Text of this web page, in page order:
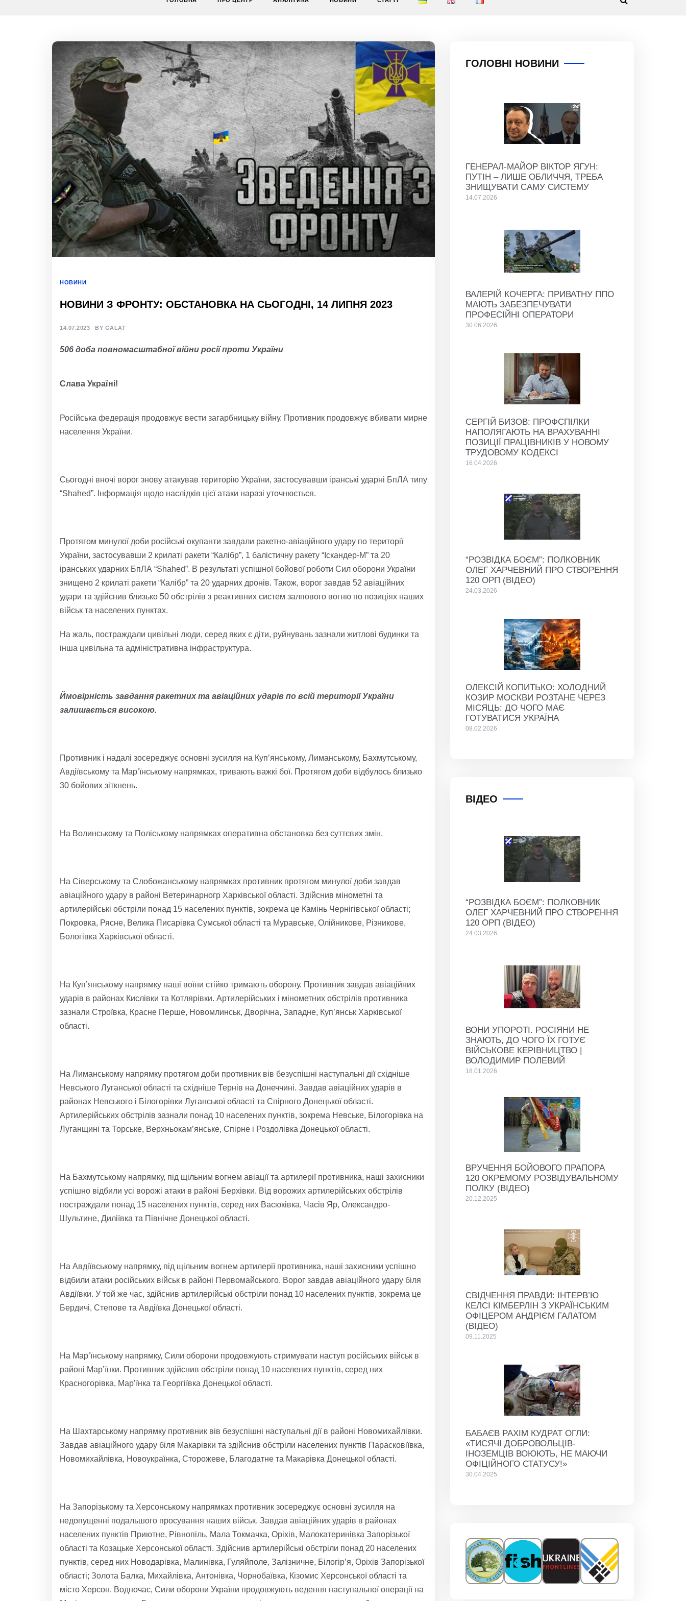
НОВИНИ
НОВИНИ З ФРОНТУ: ОБСТАНОВКА НА СЬОГОДНІ, 14 ЛИПНЯ 2023
14.07.2023 BY GALAT
506 доба повномасштабноївійни росії проти України
Слава Україні!
Російська федерація продовжує вести загарбницьку війну. Противник продовжує вбивати мирне
населення України.
Сьогодні вночі ворог знову атакував територію України, застосувавши іранські ударні БпЛА типу
“Shahed”. Інформація щодо наслідків цієї атаки наразі уточнюється.
Протягом минулої доби російські окупанти завдали ракетно-авіаційного удару по території
України, застосувавши 2 крилаті ракети “Калібр”, 1 балістичну ракету “Іскандер-М” та 20
іранських ударних БпЛА “Shahed”. В результаті успішної бойової роботи Сил оборони України
знищено 2 крилаті ракети “Калібр” та 20 ударних дронів. Також, ворог завдав 52 авіаційних
удари та здійснив близько 50 обстрілів з реактивних систем залпового вогню по позиціях наших
військ та населених пунктах.
На жаль, постраждали цивільні люди, серед яких є діти, руйнувань зазнали житлові будинки та
інша цивільна та адміністративна інфраструктура.
Ймовірність завдання ракетних та авіаційних ударів по всій території України
залишається високою.
Противник і надалі зосереджує основні зусилля на Куп’янському, Лиманському, Бахмутському,
Авдіївському та Мар’їнському напрямках, тривають важкі бої. Протягом доби відбулось близько
30 бойових зіткнень.
На Волинському та Поліському напрямках оперативна обстановка без суттєвих змін.
На Сіверському та Слобожанському напрямках противник протягом минулої доби завдав
авіаційного удару в районі Ветеринарногр Харківської області. Здійснив мінометні та
артилерійські обстріли понад 15 населених пунктів, зокрема це Камінь Чернігівської області;
Покровка, Рясне, Велика Писарівка Сумської області та Муравське, Олійникове, Різникове,
Бологівка Харківської області.
На Куп’янському напрямку наші воїни стійко тримають оборону. Противник завдав авіаційних
ударів в районах Кислівки та Котлярівки. Артилерійських і мінометних обстрілів противника
зазнали Строївка, Красне Перше, Новомлинськ, Дворічна, Западне, Куп’янськ Харківської
області.
На Лиманському напрямку протягом доби противник вів безуспішні наступальні дії східніше
Невського Луганської області та східніше Тернів на Донеччині. Завдав авіаційних ударів в
районах Невського і Білогорівки Луганської області та Спірного Донецької області.
Артилерійських обстрілів зазнали понад 10 населених пунктів, зокрема Невське, Білогорівка на
Луганщині та Торське, Верхньокам’янське, Спірне і Роздолівка Донецької області.
На Бахмутському напрямку, під щільним вогнем авіації та артилерії противника, наші захисники
успішно відбили усі ворожі атаки в районі Берхівки. Від ворожих артилерійських обстрілів
постраждали понад 15 населених пунктів, серед них Васюківка, Часів Яр, Олександро-
Шультине, Диліївка та Північне Донецької області.
На Авдіївському напрямку, під щільним вогнем артилерії противника, наші захисники успішно
відбили атаки російських військ в районі Первомайського. Ворог завдав авіаційного удару біля
Авдіївки. У той же час, здійснив артилерійські обстріли понад 10 населених пунктів, зокрема це
Бердичі, Степове та Авдіївка Донецької області.
На Мар’їнському напрямку, Сили оборони продовжують стримувати наступ російських військ в
районі Мар’їнки. Противник здійснив обстріли понад 10 населених пунктів, серед них
Красногорівка, Мар’їнка та Георгіївка Донецької області.
На Шахтарському напрямку противник вів безуспішні наступальні дії в районі Новомихайлівки.
Завдав авіаційного удару біля Макарівки та здійснив обстріли населених пунктів Парасковіївка,
Новомихайлівка, Новоукраїнка, Сторожеве, Благодатне та Макарівка Донецької області.
На Запорізькому та Херсонському напрямках противник зосереджує основні зусилля на
недопущенні подальшого просування наших військ. Завдав авіаційних ударів в районах
населених пунктів Приютне, Рівнопіль, Мала Токмачка, Оріхів, Малокатеринівка Запорізької
області та Козацьке Херсонської області. Здійснив артилерійські обстріли понад 20 населених
пунктів, серед них Новодарівка, Малинівка, Гуляйполе, Залізничне, Білогір’я, Оріхів Запорізької
області; Золота Балка, Михайлівка, Антонівка, Чорнобаївка, Кізомис Херсонської області та
місто Херсон. Водночас, Сили оборони України продовжують ведення наступальної операції на
ГОЛОВНІ НОВИНИ
ГЕНЕРАЛ-МАЙОР ВІКТОР ЯГУН:
ПУТІН – ЛИШЕ ОБЛИЧЧЯ, ТРЕБА
ЗНИЩУВАТИ САМУ СИСТЕМУ
14.07.2026
ВАЛЕРІЙ КОЧЕРГА: ПРИВАТНУ ППО
МАЮТЬ ЗАБЕЗПЕЧУВАТИ
ПРОФЕСІЙНІ ОПЕРАТОРИ
30.06.2026
СЕРГІЙ БИЗОВ: ПРОФСПІЛКИ
НАПОЛЯГАЮТЬ НА ВРАХУВАННІ
ПОЗИЦІЇ ПРАЦІВНИКІВ У НОВОМУ
ТРУДОВОМУ КОДЕКСІ
16.04.2026
“РОЗВІДКА БОЄМ”: ПОЛКОВНИК
ОЛЕГ ХАРЧЕВНИЙ ПРО СТВОРЕННЯ
120 ОРП (ВІДЕО)
24.03.2026
ОЛЕКСІЙ КОПИТЬКО: ХОЛОДНИЙ
КОЗИР МОСКВИ РОЗТАНЕ ЧЕРЕЗ
МІСЯЦЬ: ДО ЧОГО МАЄ
ГОТУВАТИСЯ УКРАЇНА
08.02.2026
ВІДЕО
“РОЗВІДКА БОЄМ”: ПОЛКОВНИК
ОЛЕГ ХАРЧЕВНИЙ ПРО СТВОРЕННЯ
120 ОРП (ВІДЕО)
24.03.2026
ВОНИ УПОРОТІ. РОСІЯНИ НЕ
ЗНАЮТЬ, ДО ЧОГО ЇХ ГОТУЄ
ВІЙСЬКОВЕ КЕРІВНИЦТВО |
ВОЛОДИМИР ПОЛЕВИЙ
18.01.2026
ВРУЧЕННЯ БОЙОВОГО ПРАПОРА
120 ОКРЕМОМУ РОЗВІДУВАЛЬНОМУ
ПОЛКУ (ВІДЕО)
20.12.2025
СВІДЧЕННЯ ПРАВДИ: ІНТЕРВ’Ю
КЕЛСІ КІМБЕРЛІН З УКРАЇНСЬКИМ
ОФІЦЕРОМ АНДРІЄМ ГАЛАТОМ
(ВІДЕО)
09.11.2025
БАБАЄВ РАХІМ КУДРАТ ОГЛИ:
«ТИСЯЧІ ДОБРОВОЛЬЦІВ-
ІНОЗЕМЦІВ ВОЮЮТЬ, НЕ МАЮЧИ
ОФІЦІЙНОГО СТАТУСУ!»
30.04.2025